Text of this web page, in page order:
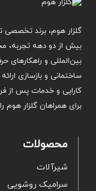
گلزار هوم، برند
بیش از دو دهه تجربه،
بین‌المللی و راهکارهای
ساختمانی و بازسازی
کارایی و خدمات پس از
برای همراهان گلزار هوم
محصولات
شیرآلات
سرامیک روشویی